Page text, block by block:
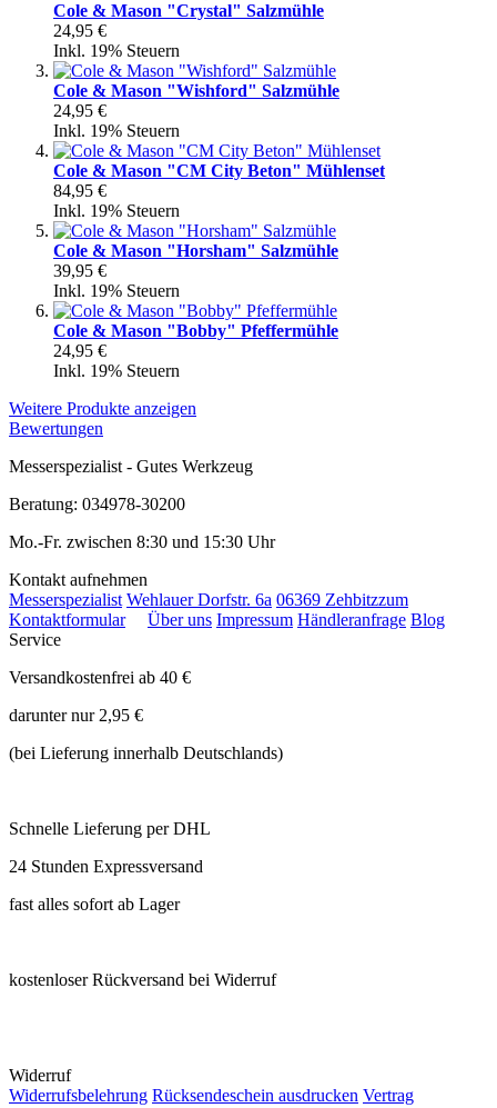
Cole & Mason "Crystal" Salzmühle
24,95 €
Inkl. 19% Steuern
Cole & Mason "Wishford" Salzmühle
24,95 €
Inkl. 19% Steuern
Cole & Mason "CM City Beton" Mühlenset
84,95 €
Inkl. 19% Steuern
Cole & Mason "Horsham" Salzmühle
39,95 €
Inkl. 19% Steuern
Cole & Mason "Bobby" Pfeffermühle
24,95 €
Inkl. 19% Steuern
Weitere Produkte anzeigen
Bewertungen
Messerspezialist - Gutes Werkzeug
Beratung: 034978-30200
Mo.-Fr. zwischen 8:30 und 15:30 Uhr
Kontakt aufnehmen
Messerspezialist Wehlauer Dorfstr. 6a 06369 Zehbitzzum
Kontaktformular
Über uns Impressum Händleranfrage Blog
Service
Versandkostenfrei ab 40 €
darunter nur 2,95 €
(bei Lieferung innerhalb Deutschlands)
Schnelle Lieferung per DHL
24 Stunden Expressversand
fast alles sofort ab Lager
kostenloser Rückversand bei Widerruf
Widerruf
Widerrufsbelehrung Rücksendeschein ausdrucken Vertrag